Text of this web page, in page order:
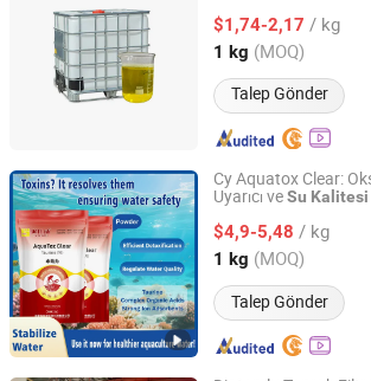
$1,74-2,17 / kg
1 kg (MOQ)
Talep Gönder
Henan, China Fiyat 2025
Cy Aquatox Clear:
Uyarıcı veSu Kalitesi
$4,9-5,48 / kg
1 kg (MOQ)
Talep Gönder
Henan Chenyuan Biotechnology Co., Ltd.
Henan, China Fiyat 2025